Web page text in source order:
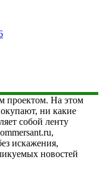
проектом. На этом
ни какие
собой ленту
искажения,
новостей